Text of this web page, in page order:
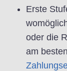
Erste
oder die
am